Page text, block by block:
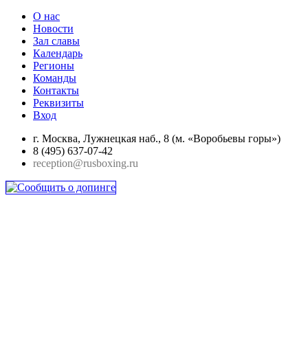
О нас
Новости
Зал славы
Календарь
Регионы
Команды
Контакты
Реквизиты
Вход
г. Москва, Лужнецкая наб., 8 (м. «Воробьевы горы»)
8 (495) 637-07-42
reception@rusboxing.ru